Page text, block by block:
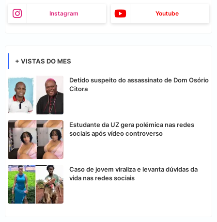
Instagram Youtube
+ VISTAS DO MES
Detido suspeito do assassinato de Dom Osório
Citora
Estudante da UZ gera polémica nas redes
sociais após vídeo controverso
Caso de jovem viraliza e levanta dúvidas da
vida nas redes sociais